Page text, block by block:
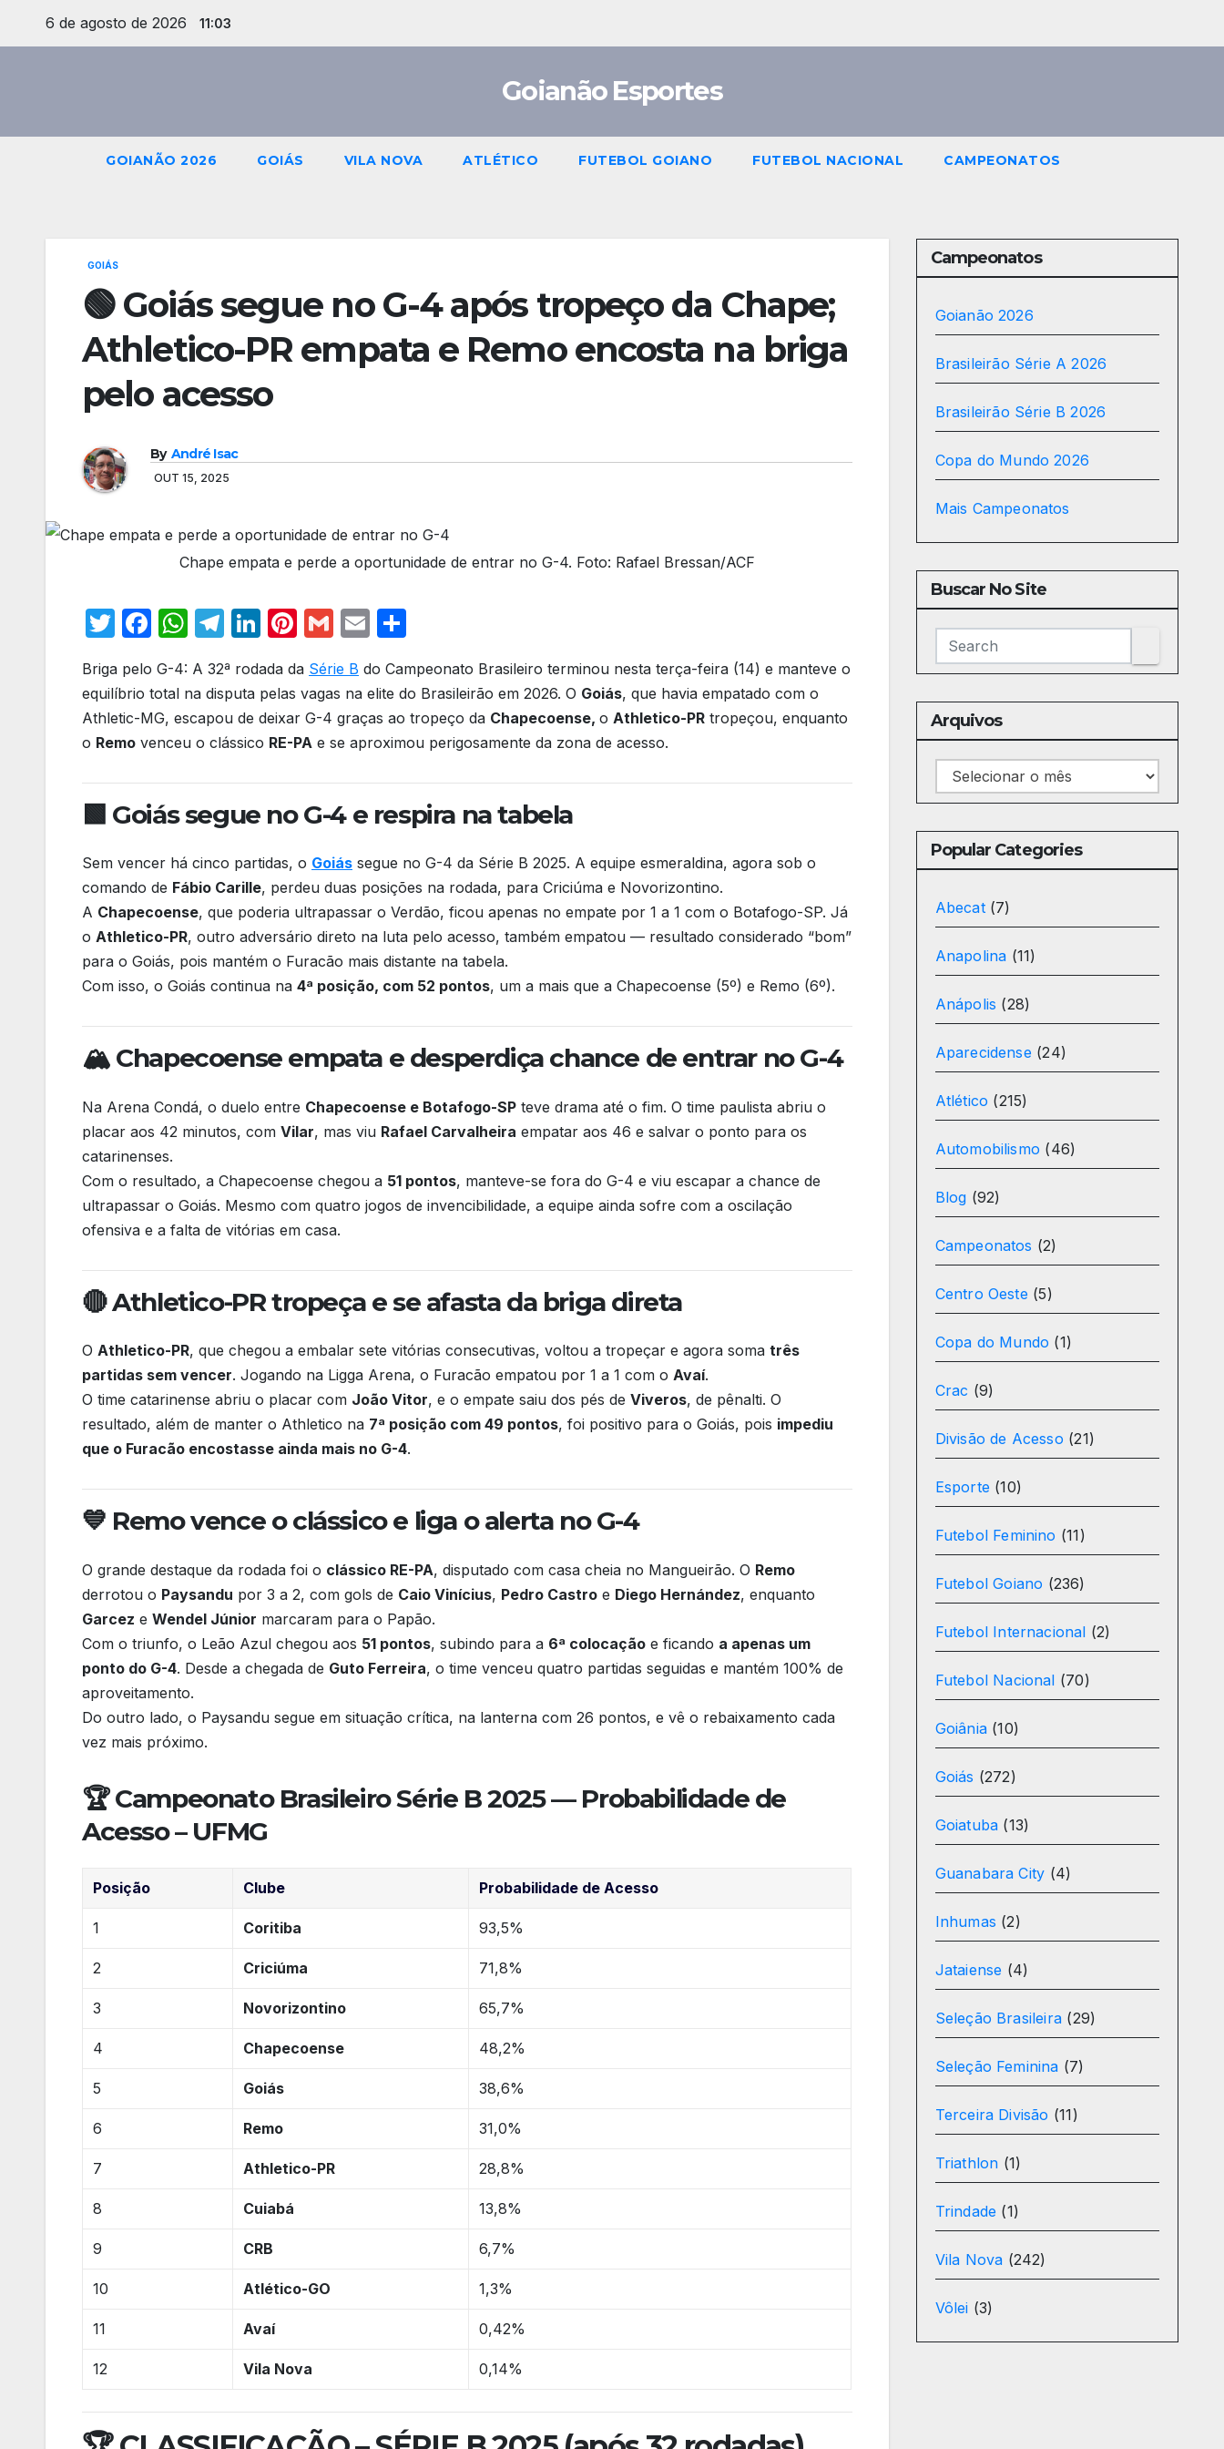
6 de agosto de 2026 11:03
Goianão Esportes
GOIANÃO 2026 GOIÁS VILA NOVA ATLÉTICO FUTEBOL GOIANO FUTEBOL NACIONAL CAMPEONATOS
GOIÁS
🟢 Goiás segue no G-4 após tropeço da Chape;
Athletico-PR empata e Remo encosta na briga
pelo acesso
By André Isac
OUT 15, 2025
Chape empata e perde a oportunidade de entrar no G-4. Foto: Rafael Bressan/ACF
T
itt
er
F
c
e
b
o
k
W
at
s
A
T
e
gr
a
Li
k
e
dI
Pi
er
e
st
G
ail
E
ail ar
e
Briga pelo G-4: A 32ª rodada da Série B do Campeonato Brasileiro terminou nesta terça-feira (14) e manteve o
equilíbrio total na disputa pelas vagas na elite do Brasileirão em 2026. O Goiás, que havia empatado com o
Athletic-MG, escapou de deixar G-4 graças ao tropeço da Chapecoense, o Athletico-PR tropeçou, enquanto
o Remo venceu o clássico RE-PA e se aproximou perigosamente da zona de acesso.
🟩 Goiás segue no G-4 e respira na tabela
Sem vencer há cinco partidas, o Goiás segue no G-4 da Série B 2025. A equipe esmeraldina, agora sob o
comando de Fábio Carille, perdeu duas posições na rodada, para Criciúma e Novorizontino.
A Chapecoense, que poderia ultrapassar o Verdão, ficou apenas no empate por 1 a 1 com o Botafogo-SP. Já
o Athletico-PR, outro adversário direto na luta pelo acesso, também empatou — resultado considerado “bom”
para o Goiás, pois mantém o Furacão mais distante na tabela.
Com isso, o Goiás continua na 4ª posição, com 52 pontos, um a mais que a Chapecoense (5º) e Remo (6º).
🏔️ Chapecoense empata e desperdiça chance de entrar no G-4
Na Arena Condá, o duelo entre Chapecoense e Botafogo-SP teve drama até o fim. O time paulista abriu o
placar aos 42 minutos, com Vilar, mas viu Rafael Carvalheira empatar aos 46 e salvar o ponto para os
catarinenses.
Com o resultado, a Chapecoense chegou a 51 pontos, manteve-se fora do G-4 e viu escapar a chance de
ultrapassar o Goiás. Mesmo com quatro jogos de invencibilidade, a equipe ainda sofre com a oscilação
ofensiva e a falta de vitórias em casa.
🔴 Athletico-PR tropeça e se afasta da briga direta
O Athletico-PR, que chegou a embalar sete vitórias consecutivas, voltou a tropeçar e agora soma três
partidas sem vencer. Jogando na Ligga Arena, o Furacão empatou por 1 a 1 com o Avaí.
O time catarinense abriu o placar com João Vitor, e o empate saiu dos pés de Viveros, de pênalti. O
resultado, além de manter o Athletico na 7ª posição com 49 pontos, foi positivo para o Goiás, pois impediu
que o Furacão encostasse ainda mais no G-4.
💙 Remo vence o clássico e liga o alerta no G-4
O grande destaque da rodada foi o clássico RE-PA, disputado com casa cheia no Mangueirão. O Remo
derrotou o Paysandu por 3 a 2, com gols de Caio Vinícius, Pedro Castro e Diego Hernández, enquanto
Garcez e Wendel Júnior marcaram para o Papão.
Com o triunfo, o Leão Azul chegou aos 51 pontos, subindo para a 6ª colocação e ficando a apenas um
ponto do G-4. Desde a chegada de Guto Ferreira, o time venceu quatro partidas seguidas e mantém 100% de
aproveitamento.
Do outro lado, o Paysandu segue em situação crítica, na lanterna com 26 pontos, e vê o rebaixamento cada
vez mais próximo.
🏆Campeonato Brasileiro Série B 2025 — Probabilidade de
Acesso – UFMG
Posição Clube Probabilidade de Acesso
1 Coritiba 93,5%
2 Criciúma 71,8%
3 Novorizontino 65,7%
4 Chapecoense 48,2%
5 Goiás 38,6%
6 Remo 31,0%
7 Athletico-PR 28,8%
8 Cuiabá 13,8%
9 CRB 6,7%
10 Atlético-GO 1,3%
11 Avaí 0,42%
12 Vila Nova 0,14%
Campeonatos
Goianão 2026
Brasileirão Série A 2026
Brasileirão Série B 2026
Copa do Mundo 2026
Mais Campeonatos
Buscar No Site
Arquivos
Arquivos
Popular Categories
Abecat(7)
Anapolina (11)
Anápolis (28)
Aparecidense (24)
Atlético (215)
Automobilismo (46)
Blog (92)
Campeonatos (2)
Centro Oeste (5)
Copa do Mundo (1)
Crac (9)
Divisão de Acesso (21)
Esporte (10)
Futebol Feminino (11)
Futebol Goiano (236)
Futebol Internacional (2)
Futebol Nacional (70)
Goiânia(10)
Goiás (272)
Goiatuba (13)
Guanabara City (4)
Inhumas (2)
Jataiense (4)
Seleção Brasileira (29)
Seleção Feminina (7)
Terceira Divisão (11)
Triathlon (1)
Trindade (1)
Vila Nova (242)
Vôlei (3)